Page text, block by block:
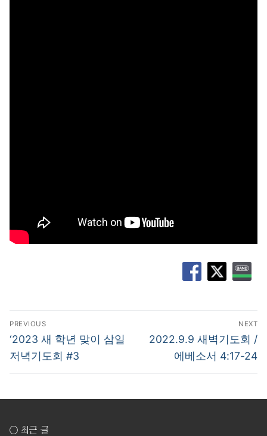
글
탐
색
PREVIOUS
Previous
post:
‘2023 새 학년 맞이 삼일
저녁기도회 #3
NEXT
Next
2022.9.9 새벽기도회 /
에베소서 4:17-24
○ 최근 글